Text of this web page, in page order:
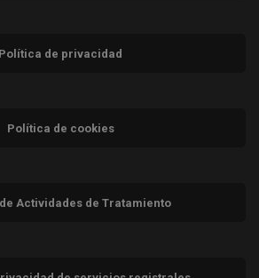
Política de privacidad
Política de cookies
Actividades de Tratamiento